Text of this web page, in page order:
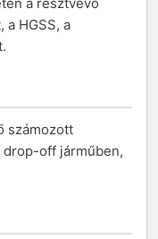
HGSS, a
számozott
drop-off járműben,